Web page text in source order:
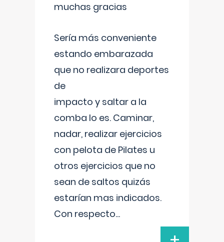
muchas gracias
Sería más conveniente
estando embarazada
que no realizara deportes
de
impacto y saltar a la
comba lo es. Caminar,
nadar, realizar ejercicios
con pelota de Pilates u
otros ejercicios que no
sean de saltos quizás
estarían mas indicados.
Con respecto...